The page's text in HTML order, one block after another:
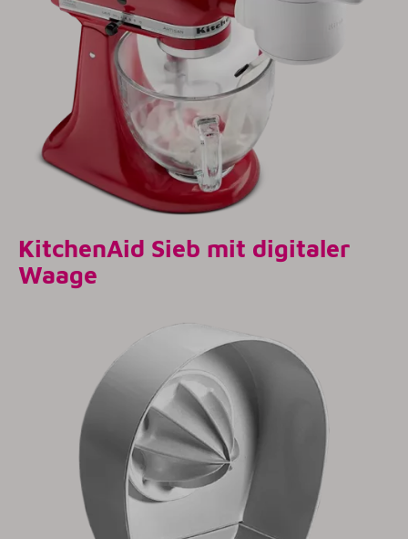
KitchenAid Sieb mit digitaler
Waage